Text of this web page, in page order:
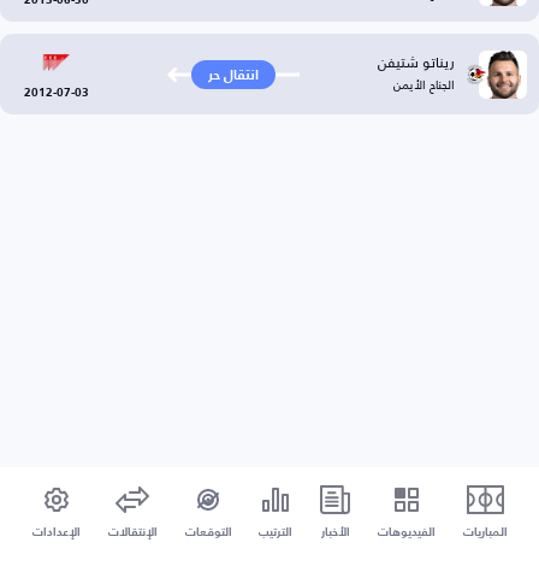
ريناتو شتيفن
الجناح الأيمن انتقال حر
2012-07-03
المباريات الفيديوهات الأخبار الترتيب التوقعات الإنتقالات الإعدادات